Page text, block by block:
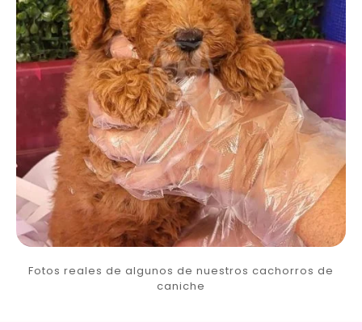
Fotos reales de algunos de nuestros cachorros de
caniche